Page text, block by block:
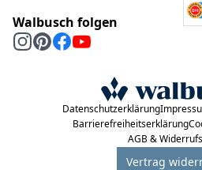
Walbusch folgen
Datenschutzerklärung
Barrierefreiheitserklärung
AGB &
Vertrag